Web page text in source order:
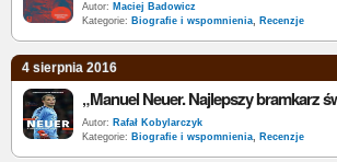
Autor: Maciej Badowicz
Kategorie: Biografie i wspomnienia, Recenzje
4 sierpnia 2016
Autor: Rafał Kobylarczyk
Kategorie: Biografie i wspomnienia, Recenzje